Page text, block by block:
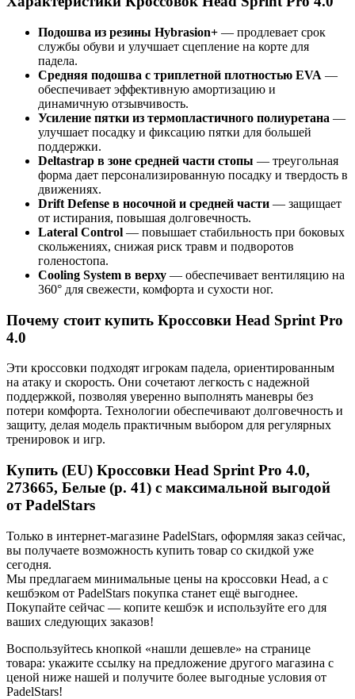
Подошва из резины Hybrasion+ — продлевает срок
службы обуви и улучшает сцепление на корте для
падела.
Средняя подошва с триплетной плотностью EVA —
обеспечивает эффективную амортизацию и
динамичную отзывчивость.
Усиление пятки из термопластичного полиуретана —
улучшает посадку и фиксацию пятки для большей
поддержки.
Deltastrap в зоне средней части стопы — треугольная
форма дает персонализированную посадку и твердость в
движениях.
Drift Defense в носочной и средней части — защищает
от истирания, повышая долговечность.
Lateral Control — повышает стабильность при боковых
скольжениях, снижая риск травм и подворотов
голеностопа.
Cooling System в верху — обеспечивает вентиляцию на
360° для свежести, комфорта и сухости ног.
Почему стоит купить Кроссовки Head Sprint Pro
4.0
Эти кроссовки подходят игрокам падела, ориентированным
на атаку и скорость. Они сочетают легкость с надежной
поддержкой, позволяя уверенно выполнять маневры без
потери комфорта. Технологии обеспечивают долговечность и
защиту, делая модель практичным выбором для регулярных
тренировок и игр.
Купить (EU) Кроссовки Head Sprint Pro 4.0,
273665, Белые (р. 41) с максимальной выгодой
от PadelStars
Только в интернет-магазине PadelStars, оформляя заказ сейчас,
вы получаете возможность купить товар со скидкой уже
сегодня.
Мы предлагаем минимальные цены на кроссовки Head, а с
кешбэком от PadelStars покупка станет ещё выгоднее.
Покупайте сейчас — копите кешбэк и используйте его для
ваших следующих заказов!
Воспользуйтесь кнопкой «нашли дешевле» на странице
товара: укажите ссылку на предложение другого магазина с
ценой ниже нашей и получите более выгодные условия от
PadelStars!